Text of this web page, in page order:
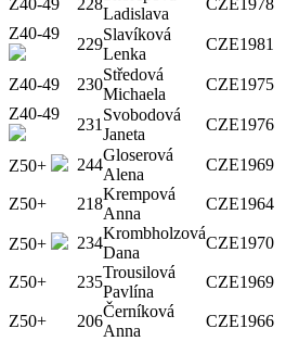
Ladislava
Z40-49
229
Slavíková
Lenka
CZE1981
Z40-49 230
Středová
Michaela
CZE1975
Z40-49
231
Svobodová
Janeta
CZE1976
Z50+ 244
Gloserová
Alena
CZE1969
Z50+ 218
Krempová
Anna
CZE1964
Z50+ 234
Krombholzová
Dana
CZE1970
Z50+ 235
Trousilová
Pavlína
CZE1969
Z50+ 206
Černíková
Anna
CZE1966